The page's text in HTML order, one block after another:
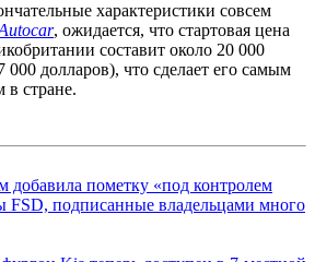
характеристики совсем
, ожидается, что стартовая цена
составит около 20 000
000 долларов), что сделает его самым
стране.
добавила пометку «под контролем
FSD, подписанные владельцами много